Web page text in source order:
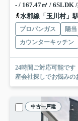
- / 167.47㎡ / 6SLDK
水郡線「玉川村」
プロパンガス 陽
カウンターキッチン
24時間ご対応可能で
産会社探しでお悩みの
中古一戸建